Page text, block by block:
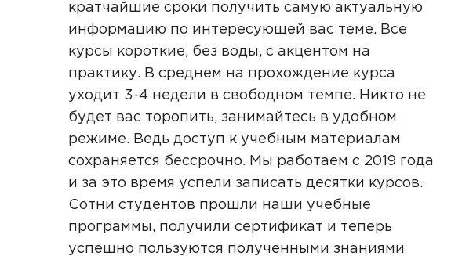
кратчайшие сроки получить самую актуальную
информацию по интересующей вас теме. Все
курсы короткие, без воды, с акцентом на
практику. В среднем на прохождение курса
уходит 3-4 недели в свободном темпе. Никто не
будет вас торопить, занимайтесь в удобном
режиме. Ведь доступ к учебным материалам
сохраняется бессрочно. Мы работаем с 2019 года
и за это время успели записать десятки курсов.
Сотни студентов прошли наши учебные
программы, получили сертификат и теперь
успешно пользуются полученными знаниями